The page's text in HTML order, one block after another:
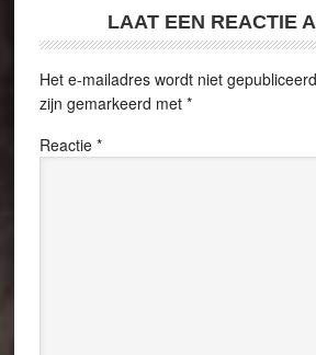
LAAT EEN REACTIE
Het e-mailadres wordt niet
zijn gemarkeerd met *
Reactie *